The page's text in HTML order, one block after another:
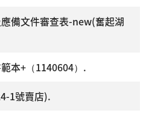
備文件審查表-new(奮起湖
本+（1140604）.
1號賣店).